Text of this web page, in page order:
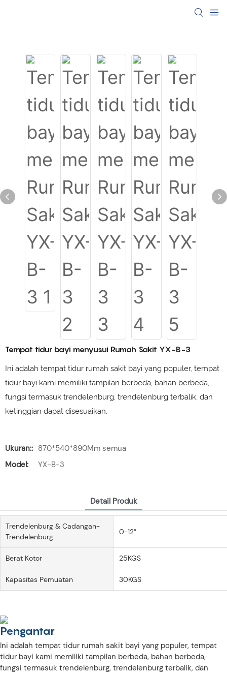
Tempat tidur bayi menyusui Rumah Sakit YX-B-3
Ini adalah tempat tidur rumah sakit bayi yang populer, tempat
tidur bayi kami memiliki tampilan berbeda, bahan berbeda,
fungsi termasuk trendelenburg, trendelenburg terbalik, dan
ketinggian dapat disesuaikan.
Ukuran:: 870*540*890Mm semua
Model:
YX-B-3
Detail Produk
Trendelenburg & Cadangan-
Trendelenburg
0-12°
Berat Kotor 25KGS
Kapasitas Pemuatan 30KGS
Pengantar
Ini adalah tempat tidur rumah sakit bayi yang populer, tempat
tidur bayi kami memiliki tampilan berbeda, bahan berbeda,
fungsi termasuk trendelenburg, trendelenburg terbalik, dan